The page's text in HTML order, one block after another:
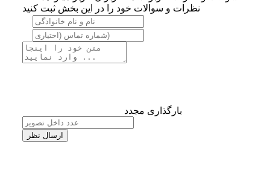
نظرات و سوالات خود را در این بخش ثبت کنید
بارگذاری مجدد
ارسال نظر